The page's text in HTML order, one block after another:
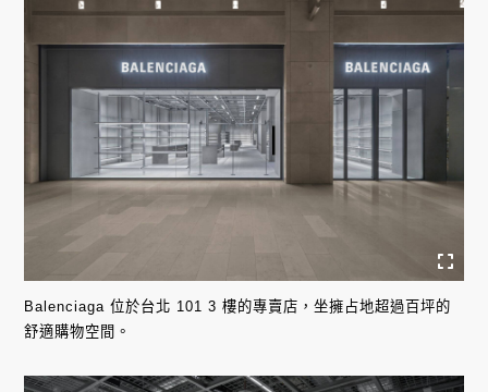
Balenciaga 位於台北 101 3 樓的專賣店，坐擁占地超過百坪的
舒適購物空間。